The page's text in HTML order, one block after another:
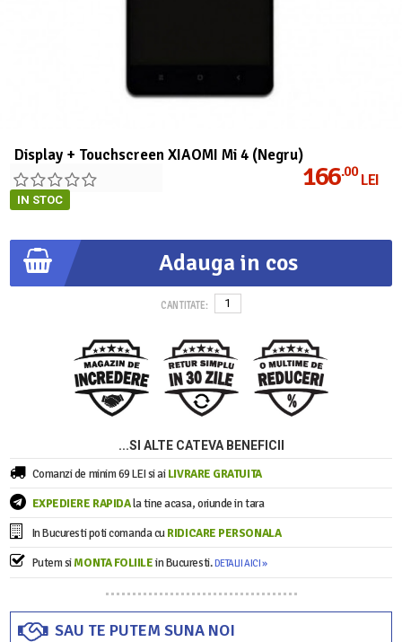
Display + Touchscreen XIAOMI Mi 4 (Negru)
IN STOC
166.00LEI
Adauga in cos
CANTITATE:
...SI ALTE CATEVA BENEFICII
Comanzi de minim 69 LEI si aiLIVRARE GRATUITA
EXPEDIERE RAPIDAla tine acasa, oriunde in tara
In Bucuresti poti comanda cuRIDICARE PERSONALA
Putem siMONTA FOLIILEin Bucuresti. DETALII AICI »
SAU TE PUTEM SUNA NOI